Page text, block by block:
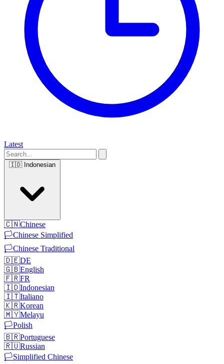
Latest
🇮🇩 Indonesian
🇨🇳Chinese
🏳️Chinese Simplified
🏳️Chinese Traditional
🇩🇪DE
🇬🇧English
🇫🇷FR
🇮🇩Indonesian
🇮🇹Italiano
🇰🇷Korean
🇲🇾Melayu
🏳️Polish
🇧🇷Portuguese
🇷🇺Russian
🏳️Simplified Chinese